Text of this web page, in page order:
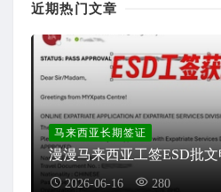
近期热门文章
马来西亚长期签证
漫漫马来西亚工签ESD批
2026-06-16 280